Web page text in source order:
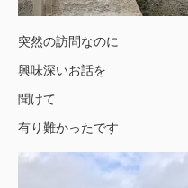
突然の訪問なのに
興味深いお話を
聞けて
有り難かったです